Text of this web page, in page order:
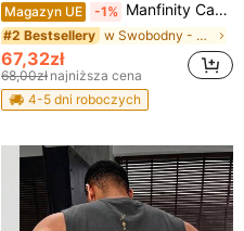
Magazyn UE -1% Manfinity CasualCool Męska koszulka z dzianiny wielokolorowej z motywem Mistrzostw Świata
#2 Bestsellery w Swobodny - Styl minimalistyczny Koszulki męskie
67,32zł
68,00zł najniższa cena
4-5 dni roboczych